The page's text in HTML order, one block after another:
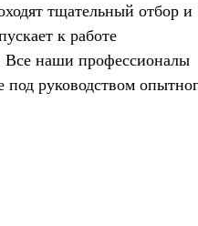
тщательный отбор и
к работе
Все наши профессионалы
под руководством